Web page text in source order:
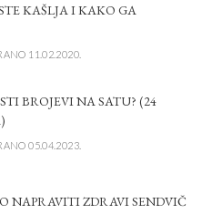
KAŠLJA I KAKO GA
11.02.2020.
BROJEVI NA SATU? (24
05.04.2023.
NAPRAVITI ZDRAVI SENDVIČ